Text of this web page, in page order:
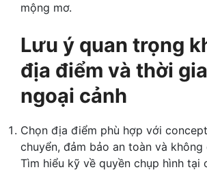
mộng mơ.
Lưu ý quan trọng
địa điểm và thời
ngoại cảnh
Chọn địa điểm phù hợp với
chuyển, đảm bảo an toàn và không
Tìm hiểu kỹ về quyền chụp hình tại